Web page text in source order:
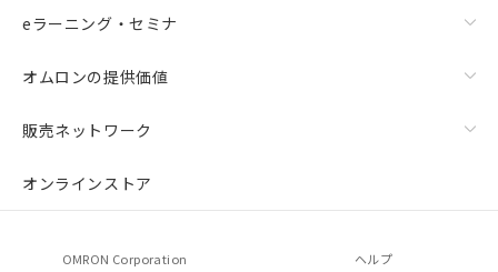
eラーニング・セミナ
オムロンの提供価値
販売ネットワーク
オンラインストア
OMRON Corporation ヘルプ